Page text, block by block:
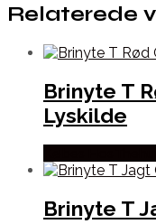
Relaterede
Brinyte T
Lyskilde
Brinyte T